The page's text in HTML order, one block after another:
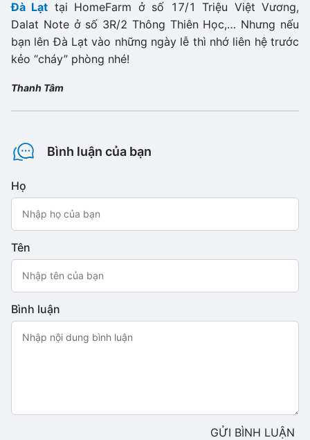
Đà Lạt tại HomeFarm ở số 17/1 Triệu Việt Vương,
Dalat Note ở số 3R/2 Thông Thiên Học,… Nhưng nếu
bạn lên Đà Lạt vào những ngày lễ thì nhớ liên hệ trước
kẻo “cháy” phòng nhé!
Thanh Tâm
Bình luận của bạn
Họ
Tên
Bình luận
GỬI BÌNH LUẬN